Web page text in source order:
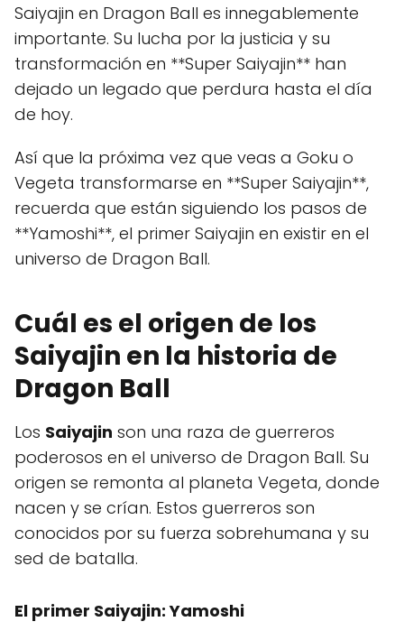
Saiyajin en Dragon Ball es innegablemente
importante. Su lucha por la justicia y su
transformación en **Super Saiyajin** han
dejado un legado que perdura hasta el día
de hoy.
Así que la próxima vez que veas a Goku o
Vegeta transformarse en **Super Saiyajin**,
recuerda que están siguiendo los pasos de
**Yamoshi**, el primer Saiyajin en existir en el
universo de Dragon Ball.
Cuál es el origen de los
Saiyajin en la historia de
Dragon Ball
Los Saiyajin son una raza de guerreros
poderosos en el universo de Dragon Ball. Su
origen se remonta al planeta Vegeta, donde
nacen y se crían. Estos guerreros son
conocidos por su fuerza sobrehumana y su
sed de batalla.
El primer Saiyajin: Yamoshi